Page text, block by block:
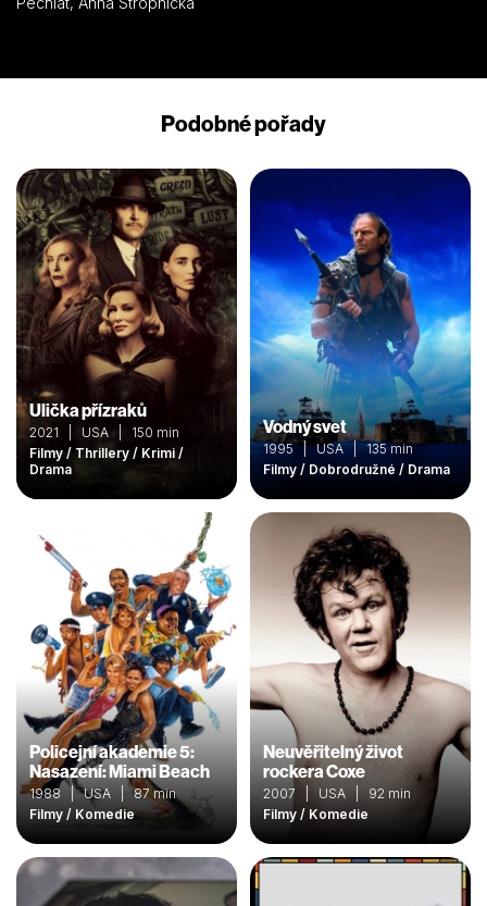
Podobné pořady
Ulička přízraků
2021 | USA | 150 min
Filmy / Thrillery / Krimi /
Drama
Vodný svet
1995 | USA | 135 min
Filmy / Dobrodružné / Drama
Policejní akademie 5:
Nasazení: Miami Beach
1988 | USA | 87 min
Filmy / Komedie
Neuvěřitelný život
rockera Coxe
2007 | USA | 92 min
Filmy / Komedie